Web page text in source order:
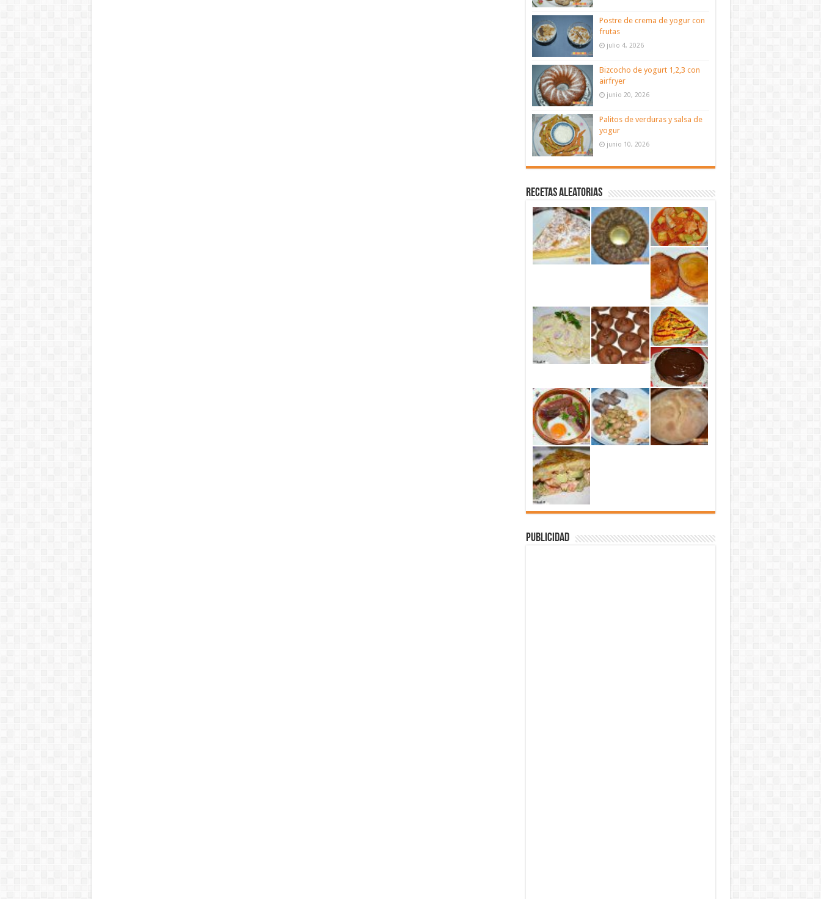
Postre de crema de yogur con
frutas
julio 4, 2026
Bizcocho de yogurt 1,2,3 con
airfryer
junio 20, 2026
Palitos de verduras y salsa de
yogur
junio 10, 2026
Recetas aleatorias
Publicidad